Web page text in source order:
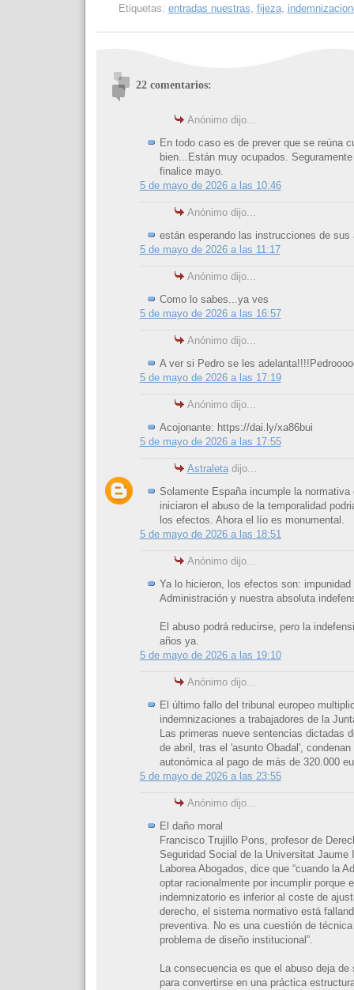
Etiquetas: entradas nuestras fijeza,
22 comentarios:
Anónimo dijo...
En todo caso es de prever que se reúna
bien...Están muy ocupados.
finalice mayo.
5 de mayo de 2026 a las 10:46
Anónimo dijo...
están esperando las instrucciones de sus
5 de mayo de 2026 a las 11:17
Anónimo dijo...
Como lo sabes...ya ves
5 de mayo de 2026 a las 16:57
Anónimo dijo...
A ver si Pedro se les
5 de mayo de 2026 a las 17:19
Anónimo dijo...
Acojonante: https://dai.ly/xa86bui
5 de mayo de 2026 a las 17:55
Astraletadijo...
Solamente España incumple la normativa
iniciaron el abuso de la temporalidad
los efectos. Ahora el lío es monumental.
5 de mayo de 2026 a las 18:51
Anónimo dijo...
Ya lo hicieron, los efectos son: impunidad
Administración y nuestra absoluta
El abuso podrá reducirse, pero la
años ya.
5 de mayo de 2026 a las 19:10
Anónimo dijo...
El último fallo del tribunal europeo
indemnizaciones a trabajadores de la
Las primeras nueve sentencias dictadas
de abril, tras el 'asunto Obadal',
autonómica al pago de más de 320.000
5 de mayo de 2026 a las 23:55
Anónimo dijo...
El daño moral
Francisco Trujillo Pons, profesor de
Seguridad Social de la Universitat Jaume
Laborea Abogados, dice que “cuando la
optar racionalmente por incumplir porque
indemnizatorio es inferior al coste de
derecho, el sistema normativo está
preventiva. No es una cuestión de
problema de diseño institucional”.
La consecuencia es que el abuso deja de
para convertirse en una práctica